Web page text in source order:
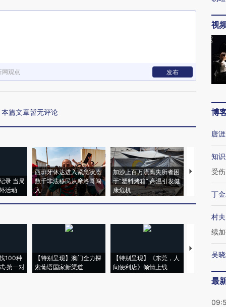
网观点 发布
本篇文章暂无评论
录 当局
活动
西班牙休达进入紧急状态
数千非法移民从摩洛哥闯
入
加沙上百万流离失所者困
于“塑料烤箱” 高温引发健
康危机
视线｜
术：是什么
心“花钱找虐
100种
·第一对
【特别呈现】澳门全力探
索葡语国家新渠道
【特别呈现】《东莞，人
间便利店》倾情上线
【推广】走
会，让数智
视
博
唐涯
知
受伤
丁
村
续
吴
最